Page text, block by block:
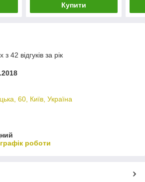
Купити
42 відгуків за рік
60, Київ, Україна
роботи